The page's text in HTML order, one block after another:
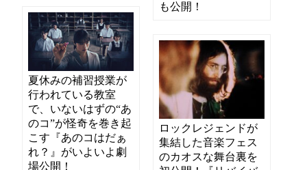
も公開！
夏休みの補習授業が
行われている教室
で、いないはずの“あ
のコ”が怪奇を巻き起
こす『あのコはだぁ
れ？』がいよいよ劇
場公開！
ロックレジェンドが
集結した音楽フェス
のカオスな舞台裏を